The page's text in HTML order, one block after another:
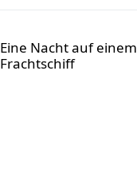
Eine Nacht auf einem
Frachtschiff